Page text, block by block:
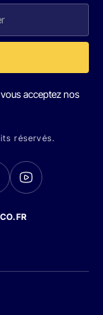
acceptez nos
réservés.